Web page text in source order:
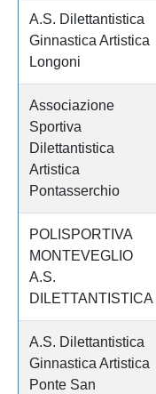
A.S. Dilettantistica
Ginnastica Artistica
Longoni
Associazione
Sportiva
Dilettantistica
Artistica
Pontasserchio
POLISPORTIVA
MONTEVEGLIO
A.S.
DILETTANTISTICA
A.S. Dilettantistica
Ginnastica Artistica
Ponte San